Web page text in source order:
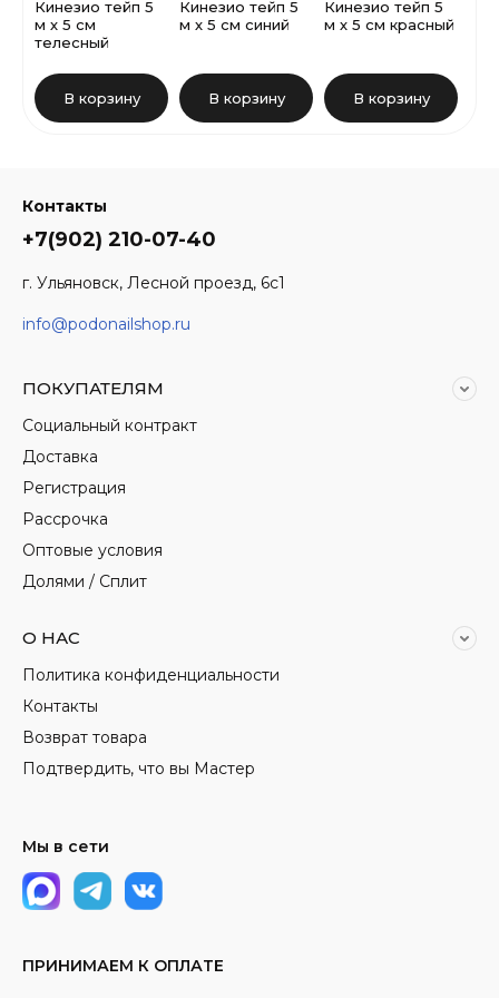
Кинезио тейп 5
м х 5 см
телесный
В корзину
Кинезио тейп 5
м х 5 см синий
В корзину
Кинезио тейп 5
м х 5 см красный
В корзину
Контакты
+7(902) 210-07-40
г. Ульяновск, Лесной проезд, 6с1
info@podonailshop.ru
ПОКУПАТЕЛЯМ
Социальный контракт
Доставка
Регистрация
Рассрочка
Оптовые условия
Долями / Сплит
О НАС
Политика конфиденциальности
Контакты
Возврат товара
Подтвердить, что вы Мастер
Мы в сети
ПРИНИМАЕМ К ОПЛАТЕ